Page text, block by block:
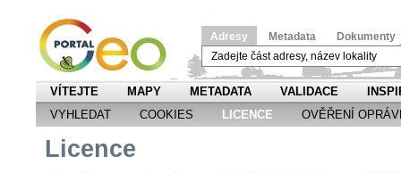
Adresy Metadata Dokumenty
VÍTEJTE MAPY METADATA VALIDACE
VYHLEDAT
COOKIES LICENCE OVĚŘENÍ
Licence